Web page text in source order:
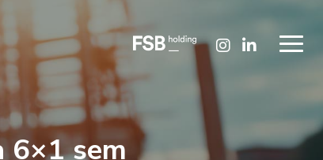
6×1 sem